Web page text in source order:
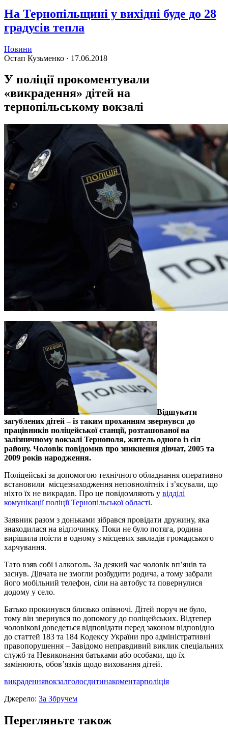
На Тернопільщині у вихідні буде до 28
градусів тепла
Новини
Остап Кузьменко · 17.06.2018
У поліції прокоментували
«викрадення» дітей на
тернопільському вокзалі
Відшукати
загублених дітей – із таким проханням звернувся до
працівників поліцейської станції, розташованої на
залізничному вокзалі Тернополя, житель одного із сіл
району. Чоловік повідомив про зникнення дівчат, 2005 та
2009 років народження.
Поліцейські за допомогою технічного обладнання оперативно
встановили місцезнаходження неповнолітніх і з’ясували, що
ніхто їх не викрадав. Про це повідомляють у відділі
комунікації поліції Тернопільської області.
Заявник разом з доньками зібрався провідати дружину, яка
знаходилася на відпочинку. Поки не було потяга, родина
вирішила поїсти в одному з місцевих закладів громадського
харчування.
Тато взяв собі і алкоголь. За деякий час чоловік вп’янів та
заснув. Дівчата не змогли розбудити родича, а тому забрали
його мобільний телефон, сіли на автобус та повернулися
додому у село.
Батько прокинувся близько опівночі. Дітей поруч не було,
тому він звернувся по допомогу до поліцейських. Відтепер
чоловікові доведеться відповідати перед законом відповідно
до статтей 183 та 184 Кодексу України про адміністративні
правопорушення – Завідомо неправдивий виклик спеціальних
служб та Невиконання батьками або особами, що їх
замінюють, обов’язків щодо виховання дітей.
викраденнявокзалголосдитинакоментарполіція
Джерело: За Збручем
Перегляньте також